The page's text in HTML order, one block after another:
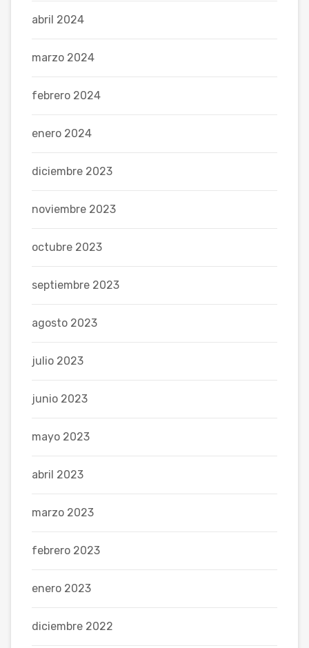
abril 2024
marzo 2024
febrero 2024
enero 2024
diciembre 2023
noviembre 2023
octubre 2023
septiembre 2023
agosto 2023
julio 2023
junio 2023
mayo 2023
abril 2023
marzo 2023
febrero 2023
enero 2023
diciembre 2022